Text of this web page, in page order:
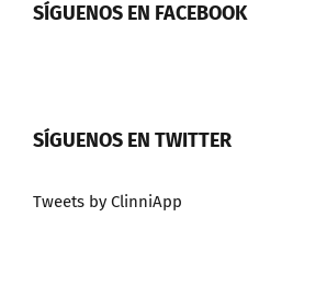
SÍGUENOS EN FACEBOOK
SÍGUENOS EN TWITTER
Tweets by ClinniApp